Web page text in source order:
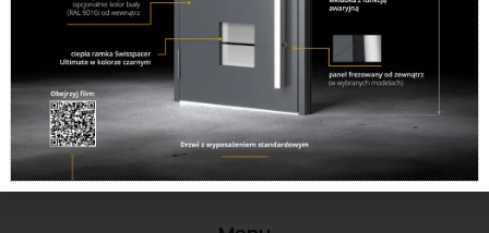
montaż okien, produkowanych przez najlepszych
dostawców. Do każdego Klienta podchodzimy
indywidualnie, starając się sprostać jego potrzebom.